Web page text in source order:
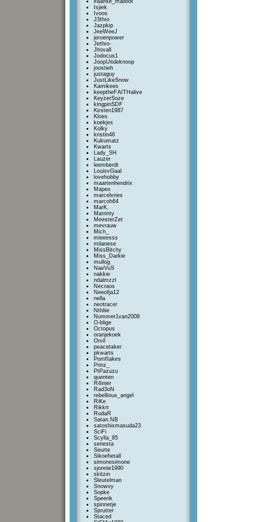
iraanse_malloot
Isjiek
Ivoos
J3thro
Jazpkip
JeeWeeJ
jeroenpower
Jethro-
Jhovall
Jodocus1
JoopUitdeknoop
joostieh
justaguy
JustLikeSnow
Kamikees
keeptheFAITHalive
KeyzerSoze
kingpinSDF
Kirsten1987
Kloes
koekjes
Kolky
kristin46
Kukumatz
Kwarts
Lady_SH
Lauzer
leemberdt
LouisvGaal
lovehobby
maartenhendrix
Mapex
marcelvries
marcoh64
MarK.
Marrinty
MeesterZet
mevrauw
Mich_
mieeesss
milanese
MissBitchy
Miss_Darkie
mullog
NaeVuS
nakkie
ndalmzzl
Necraos
Neeofja12
nella
neotracer
Nthliie
Nummer1van2008
O-blige
Octopus
oranjekoek
Orvil
peacetaker
pkwarts
PornfIakes
Prinz_
PtPazuzu
quenten
R4inier
Rad3oN
rebellious_angel
RiKe
Rikkrt
RodaR
Satan.NB
satoshixmasuda23
SciFi
Scylla_85
senesta
Seurte
Sikoefietall
simonesimone
sjonnie1990
skitzin
Sleutelman
Snowvy
Sopke
Speerik
spinnetje
Sprutter
Staced